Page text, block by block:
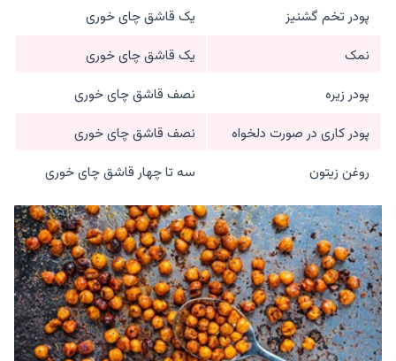
پودر تخم گشنیز
یک قاشق چای خوری
نمک
یک قاشق چای خوری
پودر زیره
نصف قاشق چای خوری
پودر کاری در صورت دلخواه
نصف قاشق چای خوری
روغن زیتون
سه تا چهار قاشق چای خوری